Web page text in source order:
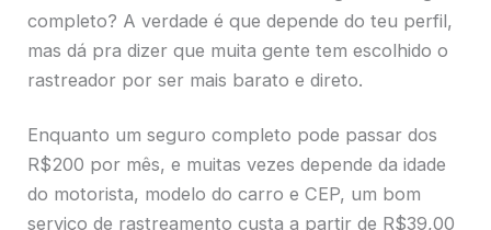
completo? A verdade é que depende do teu perfil,
mas dá pra dizer que muita gente tem escolhido o
rastreador por ser mais barato e direto.
Enquanto um seguro completo pode passar dos
R$200 por mês, e muitas vezes depende da idade
do motorista, modelo do carro e CEP, um bom
serviço de rastreamento custa a partir de R$39,00